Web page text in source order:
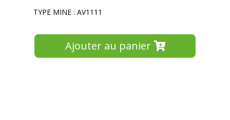
TYPE MINE : AV1111
Ajouter au panier